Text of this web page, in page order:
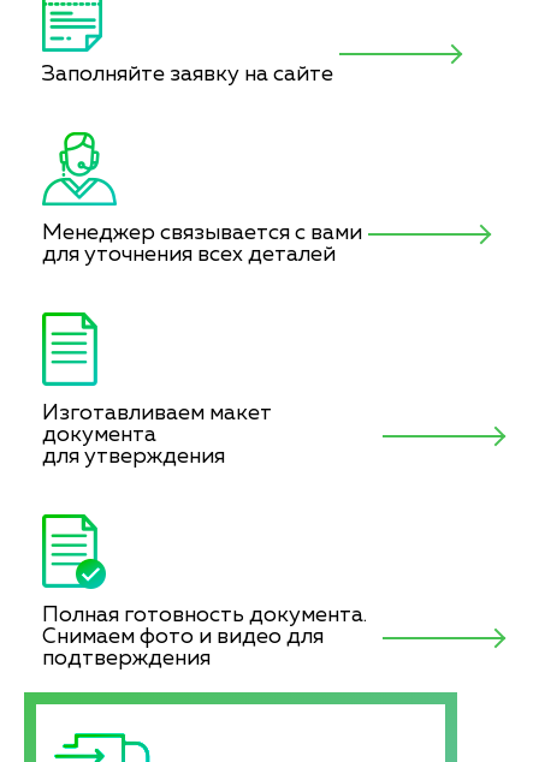
Заполняйте заявку на сайте
Менеджер связывается с вами
для уточнения всех деталей
Изготавливаем макет
документа
для утверждения
Полная готовность документа.
Снимаем фото и видео для
подтверждения